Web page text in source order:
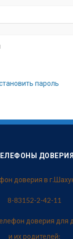
пароль
ДОВЕРИЯ
доверия в
8-83152-2-42-11
доверия для
и их родителей: